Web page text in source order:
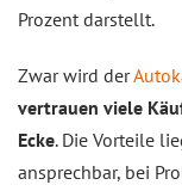
Prozent darstellt.
Zwar wird der
vertrauen viele
Ecke. Die Vorteile
ansprechbar, bei